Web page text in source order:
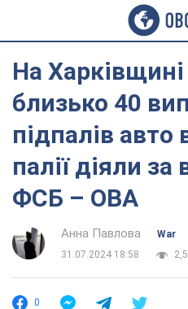
На
близько 40
підпалів авто
палії діяли за
ФСБ – ОВА
Анна Павлова
War
31.07.2024 18:58
0